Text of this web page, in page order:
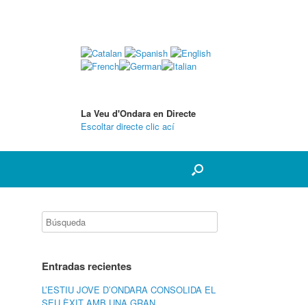
La Veu d'Ondara en Directe
Escoltar directe clic ací
Entradas recientes
L’ESTIU JOVE D’ONDARA CONSOLIDA EL